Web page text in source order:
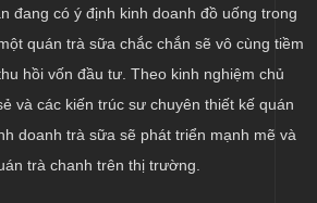
đang có ý định kinh doanh đồ uống trong
quán trà sữa chắc chắn sẽ vô cùng tiềm
hồi vốn đầu tư. Theo kinh nghiệm chủ
và các kiến trúc sư chuyên thiết kế quán
doanh trà sữa sẽ phát triển mạnh mẽ và
trà chanh trên thị trường.